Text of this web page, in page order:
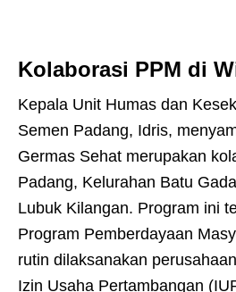
Kolaborasi PPM di
Kepala Unit Humas dan
Semen Padang, Idris,
Germas Sehat merupakan
Padang, Kelurahan Batu
Lubuk Kilangan. Program ini
Program Pemberdayaan
rutin dilaksanakan
Izin Usaha Pertambangan